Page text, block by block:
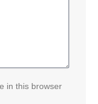
in this browser